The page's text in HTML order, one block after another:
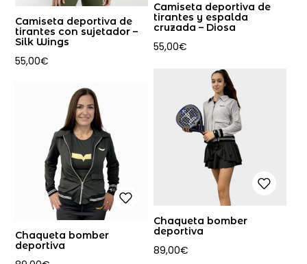
Camiseta deportiva de
tirantes y espalda
cruzada – Diosa
55,00€
Camiseta deportiva de
tirantes con sujetador –
Silk Wings
55,00€
Chaqueta bomber
deportiva
89,00€
Chaqueta bomber
deportiva